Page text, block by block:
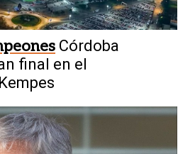
Córdoba
final en el